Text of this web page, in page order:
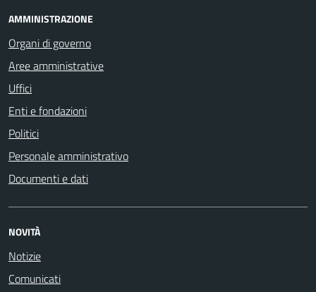
AMMINISTRAZIONE
Organi di governo
Aree amministrative
Uffici
Enti e fondazioni
Politici
Personale amministrativo
Documenti e dati
NOVITÀ
Notizie
Comunicati